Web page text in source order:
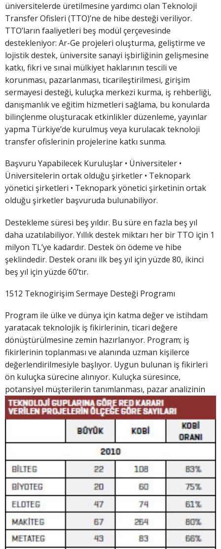
üniversitelerde üretilmesine yardımcı olan Teknoloji
Transfer Ofisleri (TTO)’ne de hibe desteği veriliyor.
TTO’ların faaliyetleri beş modül çerçevesinde
destekleniyor: Ar-Ge projeleri oluşturma, geliştirme ve
lojistik destek, üniversite sanayi işbirliğinin gelişmesine
katkı, fikri ve sınai mülkiyet haklarının tescili ve
korunması, pazarlanması, ticarileştirilmesi, girişim
sermayesi desteği, kuluçka merkezi kurma, iş rehberliği,
danışmanlık ve eğitim hizmetleri sağlama, bu konularda
bilinçlenme oluşturacak etkinlikler düzenleme, yayınlar
yapma Türkiye’de kurulmuş veya kurulacak teknoloji
transfer ofislerinin projelerine katkı sunma.
Başvuru Yapabilecek Kuruluşlar • Üniversiteler •
Üniversitelerin ortak olduğu şirketler • Teknopark
yönetici şirketleri • Teknopark yönetici şirketinin ortak
olduğu şirketler başvuruda bulunabiliyor.
Destekleme süresi beş yıldır. Bu süre en fazla beş yıl
daha uzatılabiliyor. Yıllık destek miktarı her bir TTO için 1
milyon TL’ye kadardır. Destek ön ödeme ve hibe
şeklindedir. Destek oranı ilk beş yıl için yüzde 80, ikinci
beş yıl için yüzde 60’tır.
1512 Teknogirişim Sermaye Desteği Programı
Program ile ülke ve dünya için katma değer ve istihdam
yaratacak teknolojik iş fikirlerinin, ticari değere
dönüştürülmesine zemin hazırlanıyor. Program; iş
fikirlerinin toplanması ve alanında uzman kişilerce
değerlendirilmesiyle başlıyor. Uygun bulunan iş fikirleri
ön kuluçka sürecine alınıyor. Kuluçka süresince,
potansiyel müşterilerin tanımlanması, pazar analizinin